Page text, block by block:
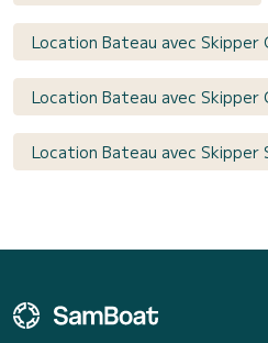
Location Bateau avec Skipper
Location Bateau avec Skipper
Location Bateau avec Skipper